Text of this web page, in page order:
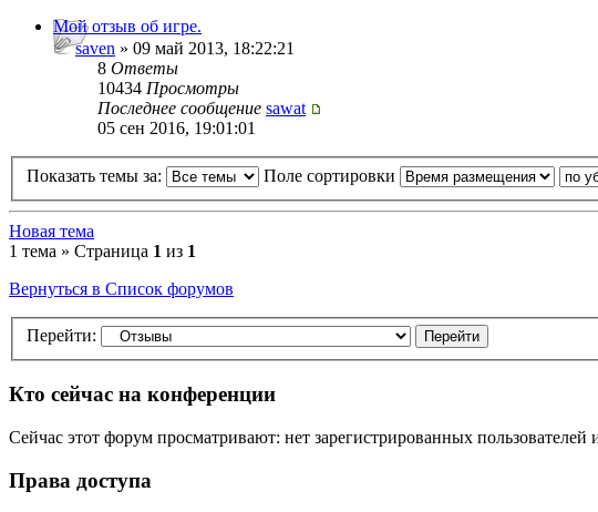
Мой отзыв об игре.
saven » 09 май 2013, 18:22:21
8 Ответы
10434 Просмотры
Последнее сообщение sawat
05 сен 2016, 19:01:01
Показать темы за: Поле сортировки
Новая тема
1 тема » Страница 1 из 1
Вернуться в Список форумов
Перейти:
Кто сейчас на конференции
Сейчас этот форум просматривают: нет зарегистрированных пользователей
Права доступа